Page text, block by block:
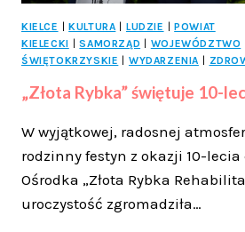
KIELCE KULTURA LUDZIE
POWIAT
KIELECKI
SAMORZĄD
WOJEWÓDZTWO
ŚWIĘTOKRZYSKIE
WYDARZENIA
„Złota Rybka” świętuje 10-
W wyjątkowej, radosnej
rodzinny festyn z okazji 10-lecia
Ośrodka „Złota Rybka
uroczystość zgromadziła…